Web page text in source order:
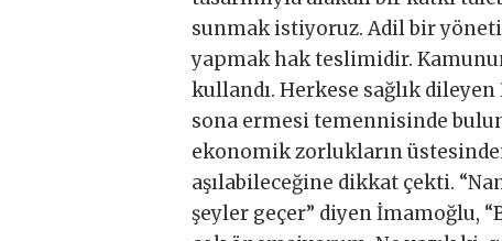
sunmak istiyoruz. Adil bir
yapmak hak teslimidir.
kullandı. Herkese sağlık
sona ermesi temennisinde
ekonomik zorlukların
aşılabileceğine dikkat çekti.
şeyler geçer” diyen İmamoğlu,